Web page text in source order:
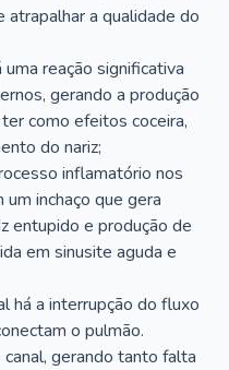
atrapalhar a qualidade do
reação significativa
gerando a produção
como efeitos coceira,
do nariz;
inflamatório nos
inchaço que gera
entupido e produção de
em sinusite aguda e
há a interrupção do fluxo
o pulmão.
gerando tanto falta